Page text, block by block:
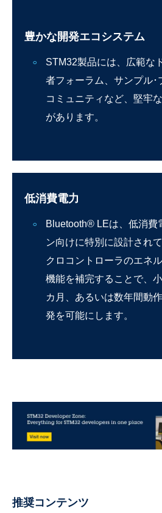
豊かな開発エコシステム
STM32製品には、広範な
者フォーラム、サンプル･
コミュニティなど、堅牢
があります。
低消費電力
Bluetooth® LEは、低消費
ン向けに特別に設計され
クロコントローラのエネ
機能を補完することで、
カ月、あるいは数年間動
発を可能にします。
推奨コンテンツ